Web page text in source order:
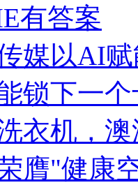
有答案
媒以AI
锁下一
衣机，
膺"健康